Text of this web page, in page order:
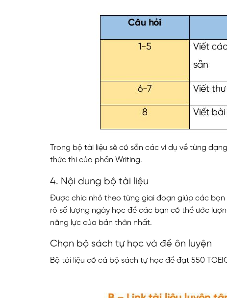
Trong bộ tài liệu sẽ có sẵn các ví dụ về từng
thức thi của phần Writing.
4. Nội dung bộ tài liệu
Được chia nhỏ theo từng giai đoạn giúp các
rõ số lượng ngày học để các bạn có thể ước
năng lực của bản thân nhất.
Chọn bộ sách tự học và đề ôn luyện
Bộ tài liệu có cả bộ sách tự học để đạt 550
ĐĂNG KÝ TƯ VẤN